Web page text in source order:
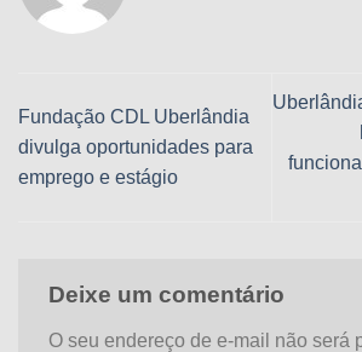
Fundação CDL Uberlândia
divulga oportunidades para
emprego e estágio
Deixe um comentário
O seu endereço de e-mail não será